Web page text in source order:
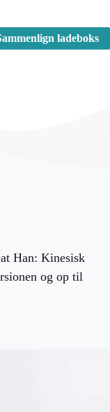
ladeboks
Han: Kinesisk
og op til